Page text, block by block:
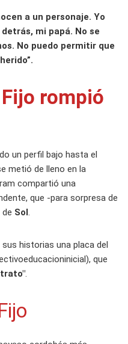
a un personaje. Yo
mi papá. No se
No puedo permitir que
rompió
un perfil bajo hasta el
metió de lleno en la
compartió una
que -para sorpresa de
Sol.
historias una placa del
que
.